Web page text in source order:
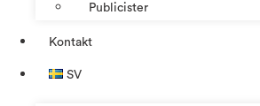
Publicister
Kontakt
SV